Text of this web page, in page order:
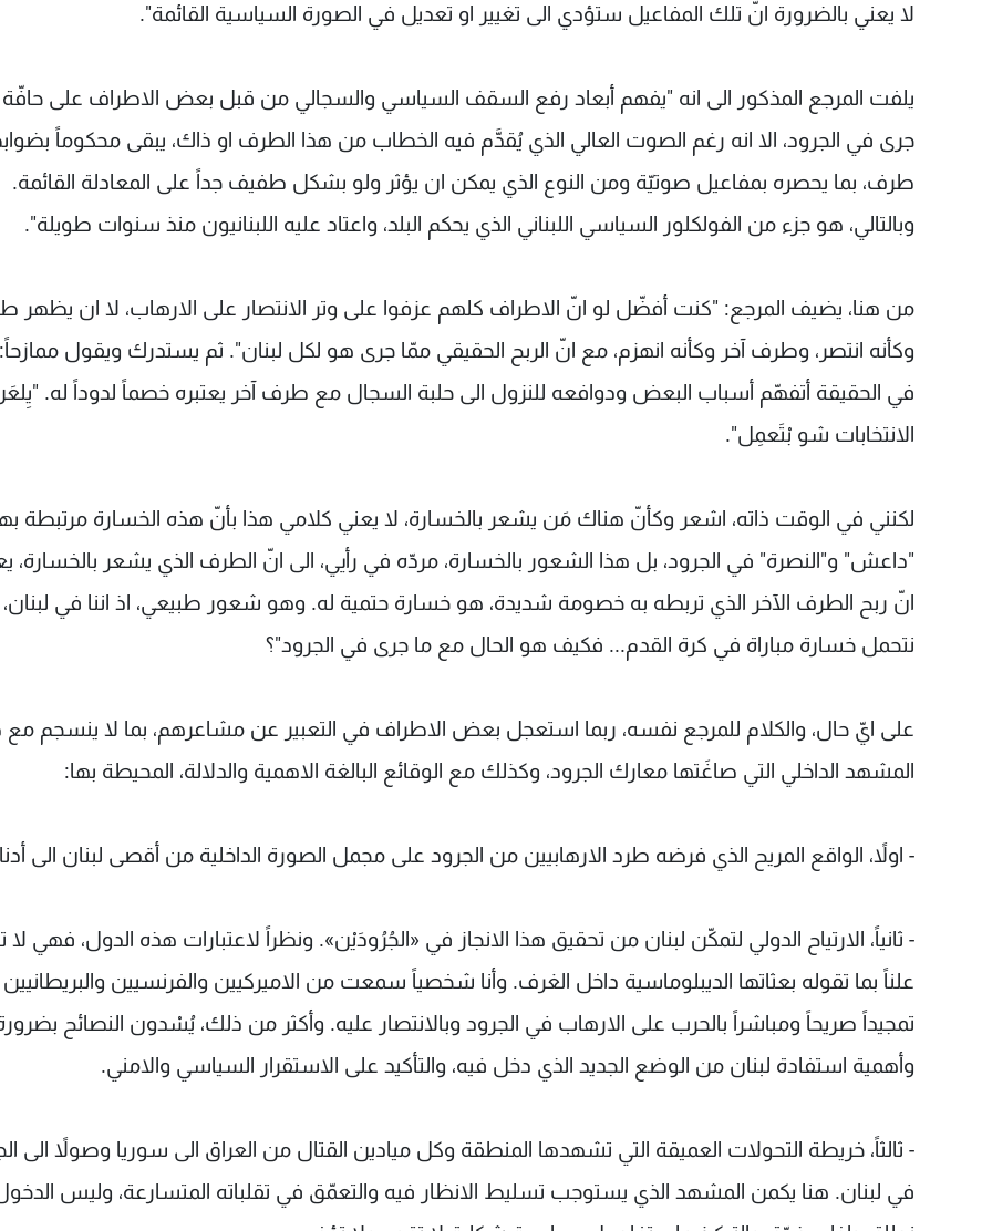
لا يعني بالضرورة انّ تلك المفاعيل ستؤدي الى تغيير او تعديل في الصورة السياسية القائمة".
يلفت المرجع المذكور الى انه "يفهم أبعاد رفع السقف السياسي والسجالي من قبل بعض الاطراف على حافّة
جرى في الجرود، الا انه رغم الصوت العالي الذي يُقدَّم فيه الخطاب من هذا الطرف او ذاك، يبقى محكوماً
طرف، بما يحصره بمفاعيل صوتيّة ومن النوع الذي يمكن ان يؤثر ولو بشكل طفيف جداً على المعادلة القائمة.
وبالتالي، هو جزء من الفولكلور السياسي اللبناني الذي يحكم البلد، واعتاد عليه اللبنانيون منذ سنوات طويلة".
من هنا، يضيف المرجع: "كنت أفضّل لو انّ الاطراف كلهم عزفوا على وتر الانتصار على الارهاب، لا ان يظهر
وكأنه انتصر، وطرف آخر وكأنه انهزم، مع انّ الربح الحقيقي ممّا جرى هو لكل لبنان". ثم يستدرك ويقول ممازحاً:
في الحقيقة أتفهّم أسباب البعض ودوافعه للنزول الى حلبة السجال مع طرف آخر يعتبره خصماً لدوداً له.
الانتخابات شو بْتَعمِل".
لكنني في الوقت ذاته، اشعر وكأنّ هناك مَن يشعر بالخسارة، لا يعني كلامي هذا بأنّ هذه الخسارة مرتبطة
"داعش" و"النصرة" في الجرود، بل هذا الشعور بالخسارة، مردّه في رأيي، الى انّ الطرف الذي يشعر بالخسارة،
انّ ربح الطرف الآخر الذي تربطه به خصومة شديدة، هو خسارة حتمية له. وهو شعور طبيعي، اذ اننا في لبنان،
نتحمل خسارة مباراة في كرة القدم... فكيف هو الحال مع ما جرى في الجرود"؟
على ايّ حال، والكلام للمرجع نفسه، ربما استعجل بعض الاطراف في التعبير عن مشاعرهم، بما لا ينسجم
المشهد الداخلي التي صاغَتها معارك الجرود، وكذلك مع الوقائع البالغة الاهمية والدلالة، المحيطة بها:
- اولاً، الواقع المريح الذي فرضه طرد الارهابيين من الجرود على مجمل الصورة الداخلية من أقصى لبنان الى
- ثانياً، الارتياح الدولي لتمكّن لبنان من تحقيق هذا الانجاز في «الجُرُودَيْن». ونظراً لاعتبارات هذه الدول، فهي لا
علناً بما تقوله بعثاتها الديبلوماسية داخل الغرف. وأنا شخصياً سمعت من الاميركيين والفرنسيين والبريطانيين
تمجيداً صريحاً ومباشراً بالحرب على الارهاب في الجرود وبالانتصار عليه. وأكثر من ذلك، يُسْدون النصائح
وأهمية استفادة لبنان من الوضع الجديد الذي دخل فيه، والتأكيد على الاستقرار السياسي والامني.
- ثالثاً، خريطة التحولات العميقة التي تشهدها المنطقة وكل ميادين القتال من العراق الى سوريا وصولاً الى
في لبنان. هنا يكمن المشهد الذي يستوجب تسليط الانظار فيه والتعمّق في تقلباته المتسارعة، وليس